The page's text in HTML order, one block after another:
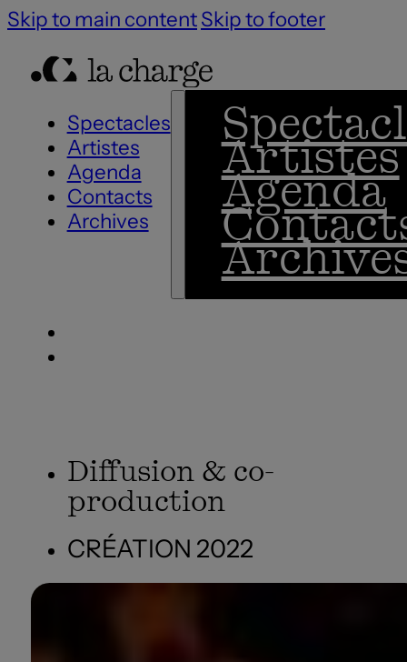
Skip to main contentSkip to footer
Spectacles
Artistes
Agenda
Contacts
Archives
Artistes
Agenda
Diffusion & co-
production
CRÉATION 2022